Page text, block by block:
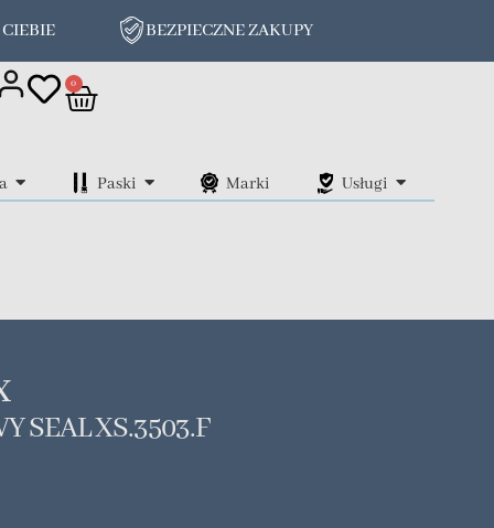
BEZPIECZNE ZAKUPY
0
Paski Marki Usługi
SEAL XS.3503.F